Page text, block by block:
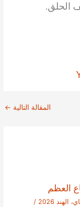
الحلق.
المقالة التالية ←
العظم
2026
/